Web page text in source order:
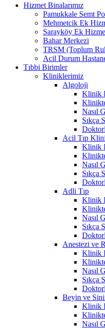
Hizmet Binalarımız
Pamukkale Semt
Mehmetcik Ek
Sarayköy Ek
Bahar Merkezi
TRSM (Toplum
Acil Durum
Tıbbi Birimler
Kliniklerimiz
Algoloji
Klinik
Nasıl
Sıkça
Acil Tıp
Klinik
Nasıl
Sıkça
Adli Tıp
Klinik
Nasıl
Sıkça
Anestezi ve
Klinik
Nasıl
Sıkça
Beyin ve
Klinik
Nasıl